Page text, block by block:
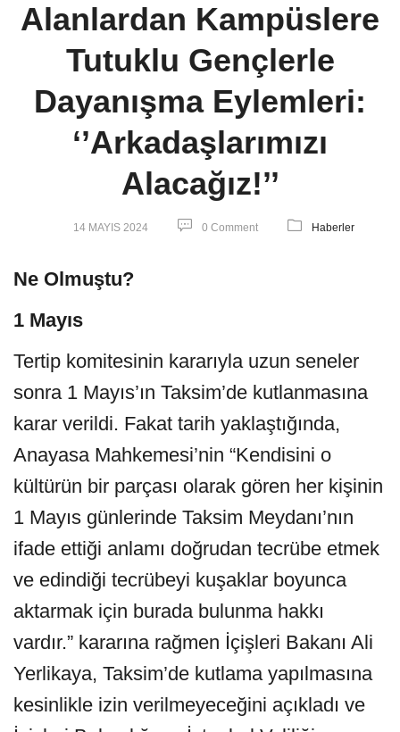
Alanlardan Kampüslere
Tutuklu Gençlerle
Dayanışma Eylemleri:
‘’Arkadaşlarımızı
Alacağız!’’
14 MAYIS 2024 0 Comment Haberler
Ne Olmuştu?
1 Mayıs
Tertip komitesinin kararıyla uzun seneler
sonra 1 Mayıs’ın Taksim’de kutlanmasına
karar verildi. Fakat tarih yaklaştığında,
Anayasa Mahkemesi’nin “Kendisini o
kültürün bir parçası olarak gören her kişinin
1 Mayıs günlerinde Taksim Meydanı’nın
ifade ettiği anlamı doğrudan tecrübe etmek
ve edindiği tecrübeyi kuşaklar boyunca
aktarmak için burada bulunma hakkı
vardır.” kararına rağmen İçişleri Bakanı Ali
Yerlikaya, Taksim’de kutlama yapılmasına
kesinlikle izin verilmeyeceğini açıkladı ve